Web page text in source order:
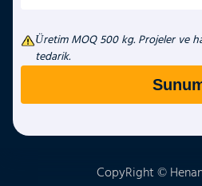
Üretim MOQ 500 kg. Projeler ve
tedarik.
CopyRight ©